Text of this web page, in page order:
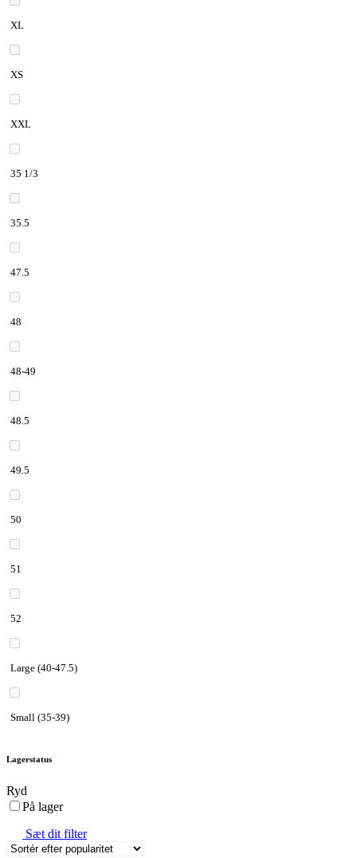
XL
XS
XXL
35 1/3
35.5
47.5
48
48-49
48.5
49.5
50
51
52
Large (40-47.5)
Small (35-39)
Lagerstatus
Ryd
På lager
Sæt dit filter